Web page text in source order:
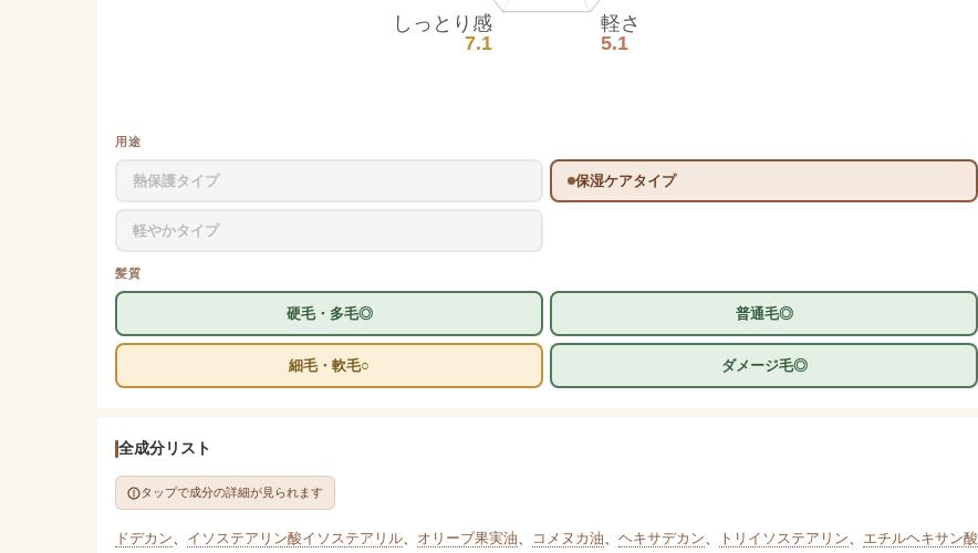
軽さ
5.1
しっとり感
7.1
用途
熱保護タイプ 保湿ケアタイプ
軽やかタイプ
髪質
硬毛・多毛◎ 普通毛◎
細毛・軟毛○ ダメージ毛◎
全成分リスト
タップで成分の詳細が見られます
ドデカン、 イソステアリン酸イソステアリル、 オリーブ果実油、 コメヌカ油、 ヘキサデカン、 トリイソステアリン、 エチルヘキサン酸